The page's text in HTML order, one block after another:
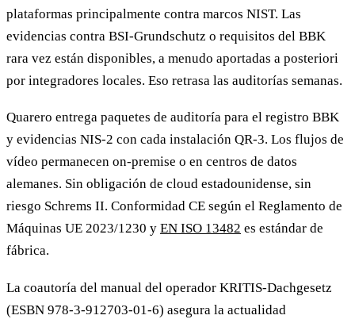
plataformas principalmente contra marcos NIST. Las
evidencias contra BSI-Grundschutz o requisitos del BBK
rara vez están disponibles, a menudo aportadas a posteriori
por integradores locales. Eso retrasa las auditorías semanas.
Quarero entrega paquetes de auditoría para el registro BBK
y evidencias NIS-2 con cada instalación QR-3. Los flujos de
vídeo permanecen on-premise o en centros de datos
alemanes. Sin obligación de cloud estadounidense, sin
riesgo Schrems II. Conformidad CE según el Reglamento de
Máquinas UE 2023/1230 y EN ISO 13482 es estándar de
fábrica.
La coautoría del manual del operador KRITIS-Dachgesetz
(ESBN 978-3-912703-01-6) asegura la actualidad